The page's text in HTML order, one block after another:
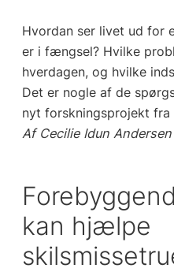
Hvordan ser livet ud for
er i fængsel? Hvilke
hverdagen, og hvilke
Det er nogle af de
nyt forskningsprojekt fra
Af Cecilie Idun Andersen
kan hjælpe